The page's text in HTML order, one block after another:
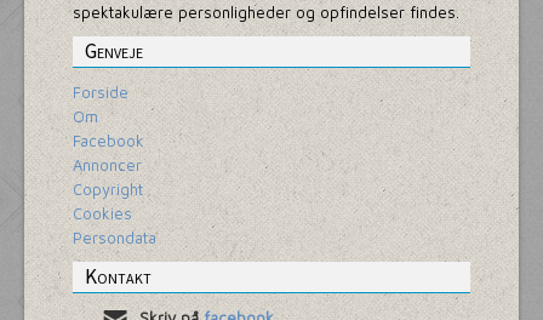
spektakulære personligheder og opfindelser findes.
Genveje
Forside
Om
Facebook
Annoncer
Copyright
Cookies
Persondata
Kontakt